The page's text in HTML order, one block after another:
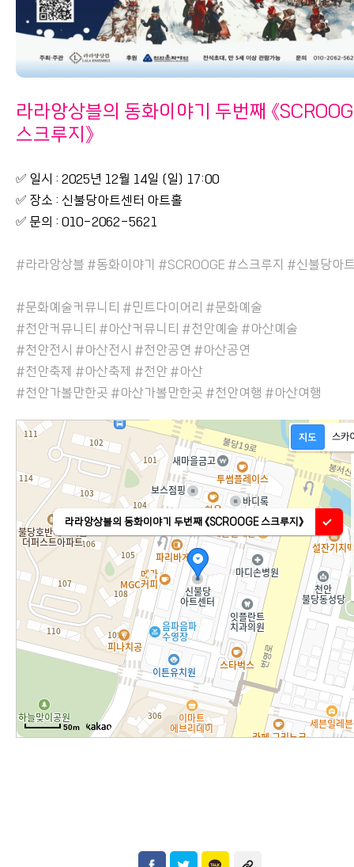
라라앙상블의 동화이야기 두번째 《
스크루지》
✅ 일시 : 2025년 12월 14일 (일) 17:00
✅ 장소 : 신불당아트센터 아트홀
✅ 문의 : 010-2062-5621
#라라앙상블 #동화이야기 #SCROOGE #스크루지 #신불당아
#문화예술커뮤니티 #민트다이어리 #문화예술
#천안커뮤니티 #아산커뮤니티 #천안예술 #아산예술
#천안전시 #아산전시 #천안공연 #아산공연
#천안축제 #아산축제 #천안 #아산
#천안가볼만한곳 #아산가볼만한곳 #천안여행 #아산여행
라라앙상블의 동화이야기 두번째 《SCROOGE 스크루지》
50m